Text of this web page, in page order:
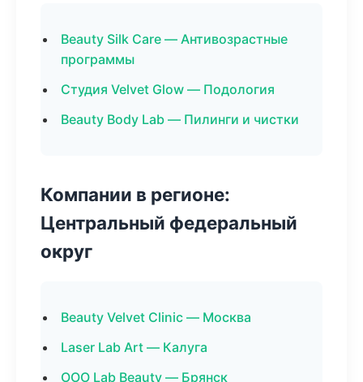
Beauty Silk Care — Антивозрастные
программы
Студия Velvet Glow — Подология
Beauty Body Lab — Пилинги и чистки
Компании в регионе:
Центральный федеральный
округ
Beauty Velvet Clinic — Москва
Laser Lab Art — Калуга
ООО Lab Beauty — Брянск